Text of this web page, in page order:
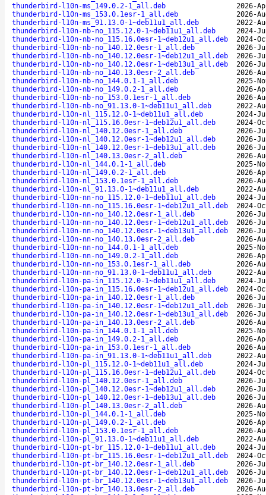
thunderbird-l10n-ms_149.0.2-1_all.deb
2026-
thunderbird-l10n-ms_153.0.1esr-1_all.deb
2026-
thunderbird-l10n-ms_91.13.0-1~deb11u1_all.deb
2022-
thunderbird-l10n-nb-no_115.12.0-1~deb11u1_all.deb
2024-
thunderbird-l10n-nb-no_115.16.0esr-1~deb12u1_all.deb
2024-
thunderbird-l10n-nb-no_140.12.0esr-1_all.deb
2026-
thunderbird-l10n-nb-no_140.12.0esr-1~deb12u1_all.deb
2026-
thunderbird-l10n-nb-no_140.12.0esr-1~deb13u1_all.deb
2026-
thunderbird-l10n-nb-no_140.13.0esr-2_all.deb
2026-
thunderbird-l10n-nb-no_144.0.1-1_all.deb
2025-
thunderbird-l10n-nb-no_149.0.2-1_all.deb
2026-
thunderbird-l10n-nb-no_153.0.1esr-1_all.deb
2026-
thunderbird-l10n-nb-no_91.13.0-1~deb11u1_all.deb
2022-
thunderbird-l10n-nl_115.12.0-1~deb11u1_all.deb
2024-
thunderbird-l10n-nl_115.16.0esr-1~deb12u1_all.deb
2024-
thunderbird-l10n-nl_140.12.0esr-1_all.deb
2026-
thunderbird-l10n-nl_140.12.0esr-1~deb12u1_all.deb
2026-
thunderbird-l10n-nl_140.12.0esr-1~deb13u1_all.deb
2026-
thunderbird-l10n-nl_140.13.0esr-2_all.deb
2026-
thunderbird-l10n-nl_144.0.1-1_all.deb
2025-
thunderbird-l10n-nl_149.0.2-1_all.deb
2026-
thunderbird-l10n-nl_153.0.1esr-1_all.deb
2026-
thunderbird-l10n-nl_91.13.0-1~deb11u1_all.deb
2022-
thunderbird-l10n-nn-no_115.12.0-1~deb11u1_all.deb
2024-
thunderbird-l10n-nn-no_115.16.0esr-1~deb12u1_all.deb
2024-
thunderbird-l10n-nn-no_140.12.0esr-1_all.deb
2026-
thunderbird-l10n-nn-no_140.12.0esr-1~deb12u1_all.deb
2026-
thunderbird-l10n-nn-no_140.12.0esr-1~deb13u1_all.deb
2026-
thunderbird-l10n-nn-no_140.13.0esr-2_all.deb
2026-
thunderbird-l10n-nn-no_144.0.1-1_all.deb
2025-
thunderbird-l10n-nn-no_149.0.2-1_all.deb
2026-
thunderbird-l10n-nn-no_153.0.1esr-1_all.deb
2026-
thunderbird-l10n-nn-no_91.13.0-1~deb11u1_all.deb
2022-
thunderbird-l10n-pa-in_115.12.0-1~deb11u1_all.deb
2024-
thunderbird-l10n-pa-in_115.16.0esr-1~deb12u1_all.deb
2024-
thunderbird-l10n-pa-in_140.12.0esr-1_all.deb
2026-
thunderbird-l10n-pa-in_140.12.0esr-1~deb12u1_all.deb
2026-
thunderbird-l10n-pa-in_140.12.0esr-1~deb13u1_all.deb
2026-
thunderbird-l10n-pa-in_140.13.0esr-2_all.deb
2026-
thunderbird-l10n-pa-in_144.0.1-1_all.deb
2025-
thunderbird-l10n-pa-in_149.0.2-1_all.deb
2026-
thunderbird-l10n-pa-in_153.0.1esr-1_all.deb
2026-
thunderbird-l10n-pa-in_91.13.0-1~deb11u1_all.deb
2022-
thunderbird-l10n-pl_115.12.0-1~deb11u1_all.deb
2024-
thunderbird-l10n-pl_115.16.0esr-1~deb12u1_all.deb
2024-
thunderbird-l10n-pl_140.12.0esr-1_all.deb
2026-
thunderbird-l10n-pl_140.12.0esr-1~deb12u1_all.deb
2026-
thunderbird-l10n-pl_140.12.0esr-1~deb13u1_all.deb
2026-
thunderbird-l10n-pl_140.13.0esr-2_all.deb
2026-
thunderbird-l10n-pl_144.0.1-1_all.deb
2025-
thunderbird-l10n-pl_149.0.2-1_all.deb
2026-
thunderbird-l10n-pl_153.0.1esr-1_all.deb
2026-
thunderbird-l10n-pl_91.13.0-1~deb11u1_all.deb
2022-
thunderbird-l10n-pt-br_115.12.0-1~deb11u1_all.deb
2024-
thunderbird-l10n-pt-br_115.16.0esr-1~deb12u1_all.deb
2024-
thunderbird-l10n-pt-br_140.12.0esr-1_all.deb
2026-
thunderbird-l10n-pt-br_140.12.0esr-1~deb12u1_all.deb
2026-
thunderbird-l10n-pt-br_140.12.0esr-1~deb13u1_all.deb
2026-
thunderbird-l10n-pt-br_140.13.0esr-2_all.deb
2026-